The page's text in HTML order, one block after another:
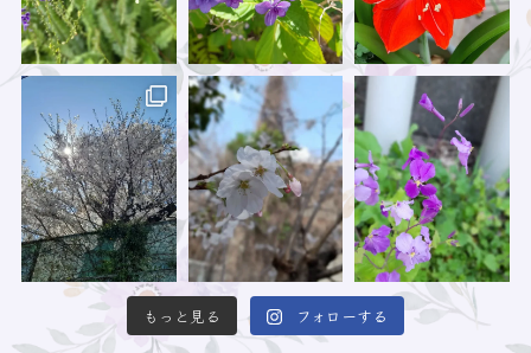
もっと見る フォローする